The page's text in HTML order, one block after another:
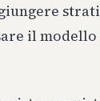
il